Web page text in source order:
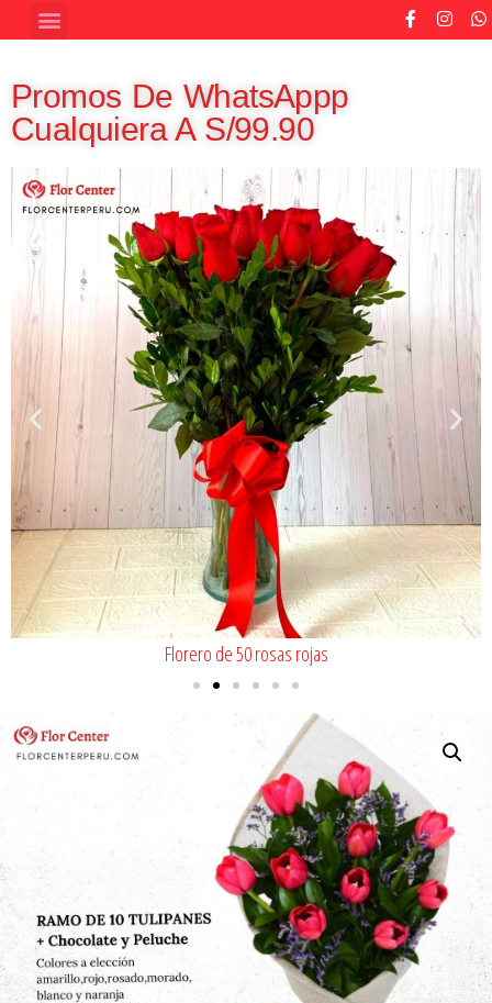
Promos De WhatsAppp
Cualquiera A S/99.90
Florero de 50 rosas rojas